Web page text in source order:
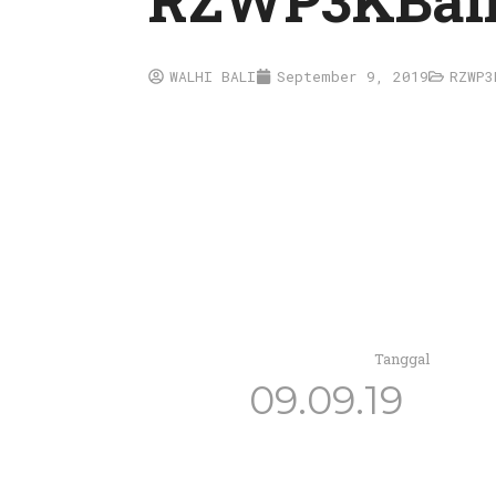
WALHI BALI September 9, 2019
Tanggal
09.09.19